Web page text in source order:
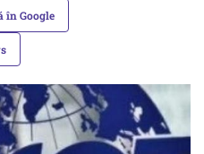
în Google